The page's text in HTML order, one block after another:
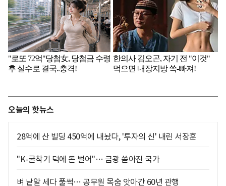
오늘의 핫뉴스
28억에 산 빌딩 450억에 내놨다, '투자의 신' 내린 서장훈
"K-굴착기 덕에 돈 벌어"… 금광 쏟아진 국가
벼 낱알 세다 풀썩… 공무원 목숨 앗아간 60년 관행